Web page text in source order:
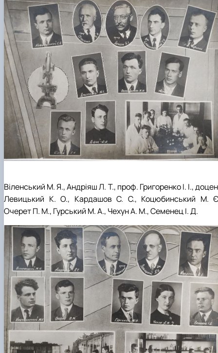
Віленський М. Я., Андріяш Л. Т., проф. Григоренко І. І.,
Левицький К. О., Кардашов С. С., Коцюбинський М.
Очерет П. М., Гурський М. А., Чехун А. М., Семенец І. Д.